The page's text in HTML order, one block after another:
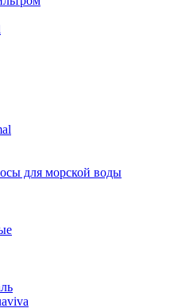
для морской воды